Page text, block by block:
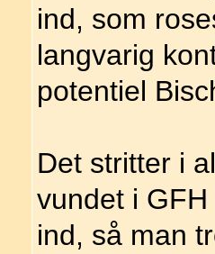
ind, som
langvarig
potentiel
Det stritter i
vundet i
ind, så man